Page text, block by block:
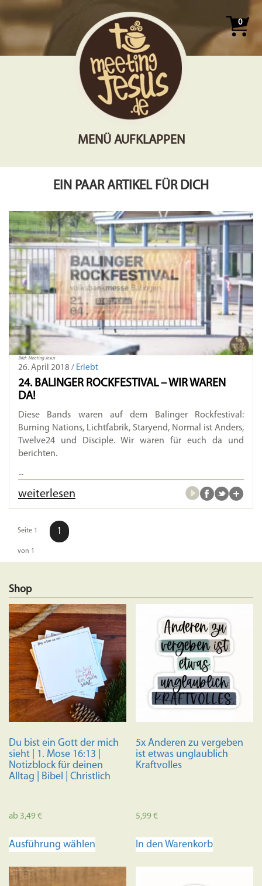
0
MENÜ AUFKLAPPEN
EIN PAAR ARTIKEL FÜR DICH
Bild: Meeting Jesus
26. April 2018 / Erlebt
24. BALINGER ROCKFESTIVAL – WIR WAREN
DA!
Diese Bands waren auf dem Balinger Rockfestival:
Burning Nations, Lichtfabrik, Staryend, Normal ist Anders,
Twelve24 und Disciple. Wir waren für euch da und
berichten.
...
weiterlesen
Seite 1
von 1
1
Shop
Du bist ein Gott der mich
sieht | 1. Mose 16:13 |
Notizblock für deinen
Alltag | Bibel | Christlich
ab 3,49€
Ausführung wählen
mehrere
5x Anderen zu vergeben
ist etwas unglaublich
Kraftvolles
5,99€
In den Warenkorb